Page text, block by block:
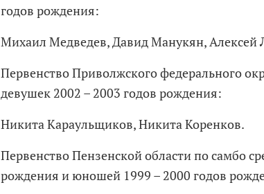
годов рождения:
Михаил Медведев, Давид Манукян, Алексей
Первенство Приволжского федерального
девушек 2002 – 2003 годов рождения:
Никита Караульщиков, Никита Коренков.
Первенство Пензенской области по самбо
рождения и юношей 1999 – 2000 годов